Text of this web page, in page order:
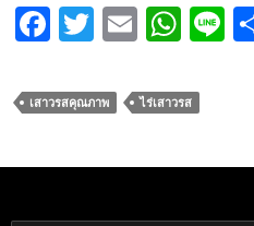
F
e
b
o
T
itt
er
E
ail
W
at
s
A
Li
เสาวรสคุณภาพ ไร่เสาวรส